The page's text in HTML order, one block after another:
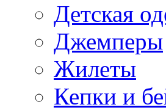
Детская
Джемперы
Жилеты
Кепки и